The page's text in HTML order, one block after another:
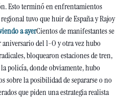
Esto terminó en enfrentamientos
tuvo que huir de España y Rajoy
a ayerCientos de manifestantes se
del 1-O y otra vez hubo
bloquearon estaciones de tren,
policía, donde obviamente, hubo
sobre la posibilidad de separarse o no
que piden una estrategia realista